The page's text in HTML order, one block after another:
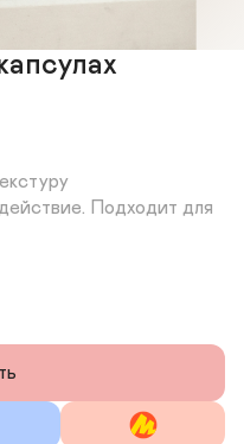
Подходит для